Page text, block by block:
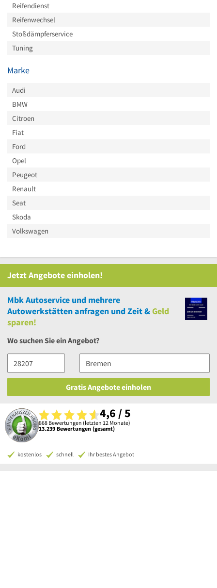
Reifendienst
Reifenwechsel
Stoßdämpferservice
Tuning
Marke
Audi
BMW
Citroen
Fiat
Ford
Opel
Peugeot
Renault
Seat
Skoda
Volkswagen
Jetzt Angebote einholen!
Mbk Autoservice und mehrere
Autowerkstätten anfragen und Zeit &Geld
sparen!
Wo suchen Sie ein Angebot?
Gratis Angebote einholen
4,6 / 5
868 Bewertungen (letzten 12 Monate)
13.239 Bewertungen (gesamt)
kostenlos schnell Ihr bestes Angebot